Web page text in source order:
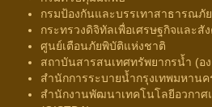
กรมป้องกันและบรรเทาสาธารณภัย
กระทรวงดิจิทัลเพื่อเศรษฐกิจและสั
ศูนย์เตือนภัยพิบัติแห่งชาติ
สถาบันสารสนเทศทรัพยากรน้ำ (อ
สำนักการระบายน้ำกรุงเทพมหานค
สำนักงานพัฒนาเทคโนโลยีอวกาศ